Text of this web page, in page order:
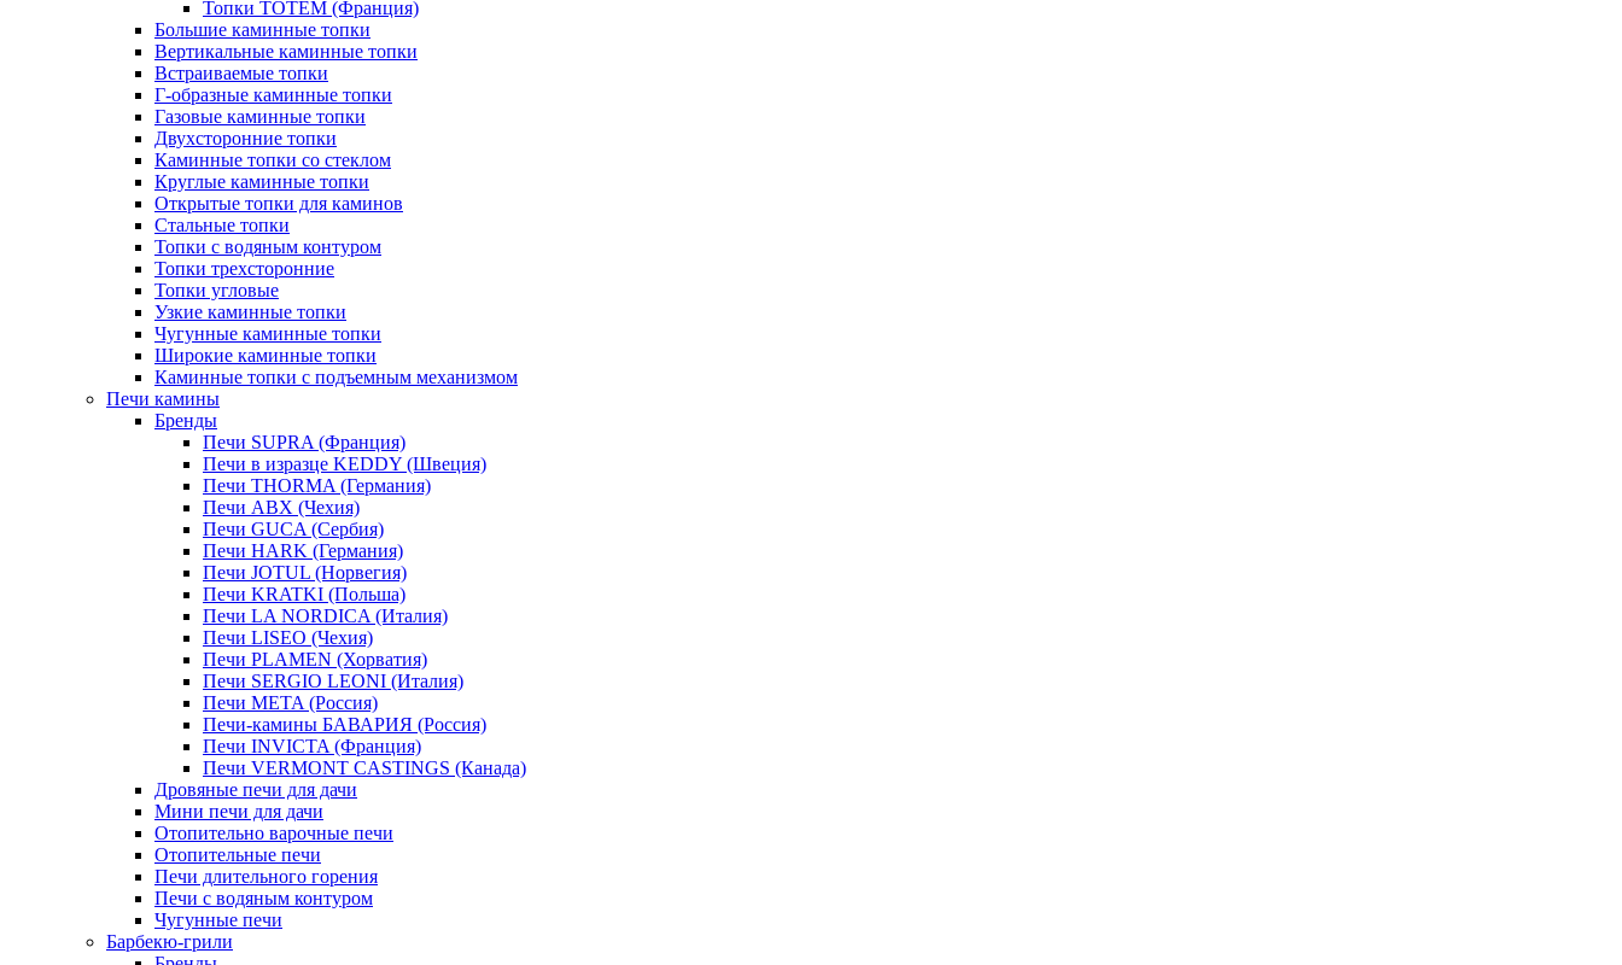
Топки TOTEM (Франция)
Большие каминные топки
Вертикальные каминные топки
Встраиваемые топки
Г-образные каминные топки
Газовые каминные топки
Двухсторонние топки
Каминные топки со стеклом
Круглые каминные топки
Открытые топки для каминов
Стальные топки
Топки с водяным контуром
Топки трехсторонние
Топки угловые
Узкие каминные топки
Чугунные каминные топки
Широкие каминные топки
Каминные топки с подъемным механизмом
Печи камины
Бренды
Печи SUPRA (Франция)
Печи в изразце KEDDY (Швеция)
Печи THORMA (Германия)
Печи ABX (Чехия)
Печи GUCA (Сербия)
Печи HARK (Германия)
Печи JOTUL (Норвегия)
Печи KRATKI (Польша)
Печи LA NORDICA (Италия)
Печи LISEO (Чехия)
Печи PLAMEN (Хорватия)
Печи SERGIO LEONI (Италия)
Печи META (Россия)
Печи-камины БАВАРИЯ (Россия)
Печи INVICTA (Франция)
Печи VERMONT CASTINGS (Канада)
Дровяные печи для дачи
Мини печи для дачи
Отопительно варочные печи
Отопительные печи
Печи длительного горения
Печи с водяным контуром
Чугунные печи
Барбекю-грили